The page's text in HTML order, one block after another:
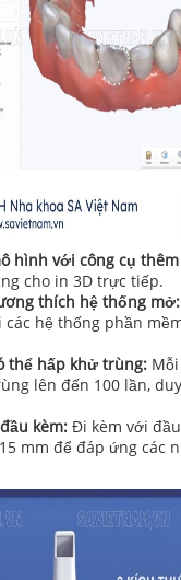
hình với công cụ
cho in 3D trực tiếp.
thích hệ thống mở:
các hệ thống phần
thể hấp khử trùng:
lên đến 100 lần,
kèm: Đi kèm với
mm để đáp ứng các